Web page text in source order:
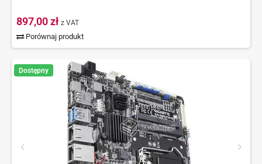
897,00 zł z VAT
Porównaj produkt
Dostępny